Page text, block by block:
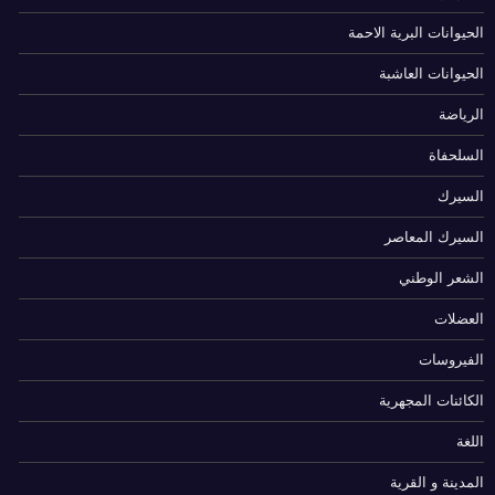
الحيوانات البرية الاحمة
الحيوانات العاشبة
الرياضة
السلحفاة
السيرك
السيرك المعاصر
الشعر الوطني
العضلات
الفيروسات
الكائنات المجهرية
اللغة
المدينة و القرية